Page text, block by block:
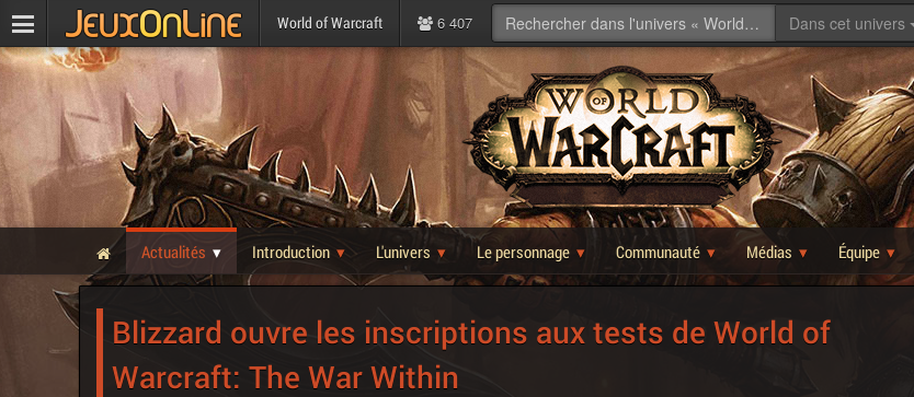
World of Warcraft 6 407 Dans cet univers
Actualités Introduction L'univers Le personnage Communauté Médias Équipe
Blizzard ouvre les inscriptions aux tests de World of
Warcraft: The War Within